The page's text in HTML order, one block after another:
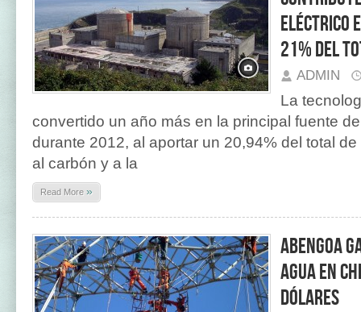
eléctrico
21% del
ADMIN
La
convertido un año más en la principal fuente
durante 2012, al aportar un 20,94% del total
al carbón y a la
Read More »
Abengoa
agua en
dólares